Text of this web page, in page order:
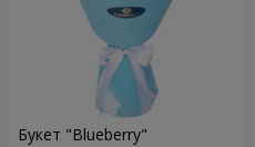
Букет "Blueberry"